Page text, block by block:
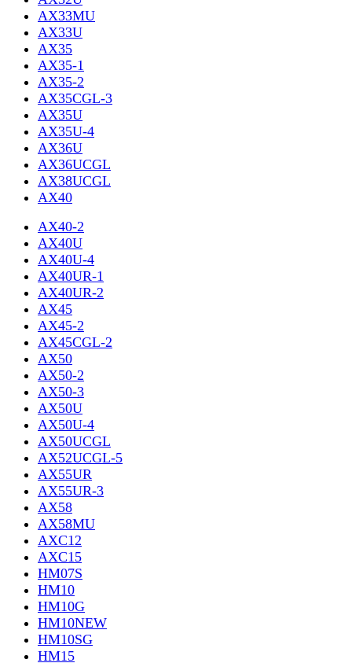
AX33MU
AX33U
AX35
AX35-1
AX35-2
AX35CGL-3
AX35U
AX35U-4
AX36U
AX36UCGL
AX38UCGL
AX40
AX40-2
AX40U
AX40U-4
AX40UR-1
AX40UR-2
AX45
AX45-2
AX45CGL-2
AX50
AX50-2
AX50-3
AX50U
AX50U-4
AX50UCGL
AX52UCGL-5
AX55UR
AX55UR-3
AX58
AX58MU
AXC12
AXC15
HM07S
HM10
HM10G
HM10NEW
HM10SG
HM15